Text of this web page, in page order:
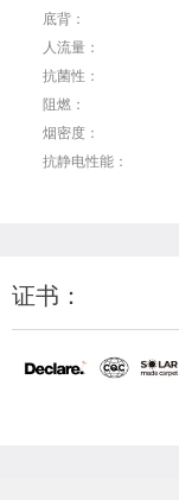
底背：
人流量：
抗菌性：
阻燃：
烟密度：
抗静电性能：
证书：